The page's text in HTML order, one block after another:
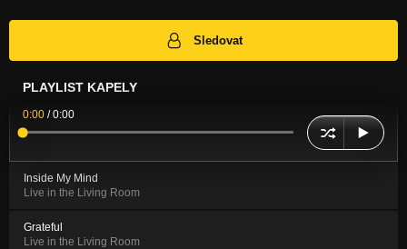
Sledovat
PLAYLIST KAPELY
0:00 /0:00
Inside My Mind
Live in the Living Room
Grateful
Live in the Living Room